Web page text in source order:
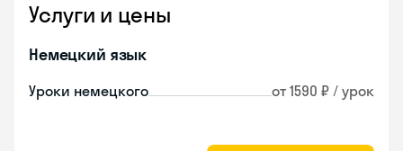
Услуги и цены
Немецкий язык
Уроки немецкого от 1590 ₽ / урок